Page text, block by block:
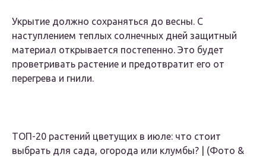
Укрытие должно сохраняться до весны. С
наступлением теплых солнечных дней защитный
материал открывается постепенно. Это будет
проветривать растение и предотвратит его от
перегрева и гнили.
ТОП-20 растений цветущих в июле: что стоит
выбрать для сада, огорода или клумбы? | (Фото &